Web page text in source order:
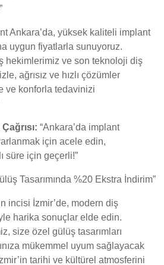
Ankara’da, yüksek kaliteli implant
uygun fiyatlarla sunuyoruz.
hekimlerimiz ve son teknoloji diş
ağrısız ve hızlı çözümler
ve konforla tedavinizi
“Ankara’da implant
için acele edin,
süre için geçerli!”
Tasarımında %20 Ekstra İndirim”
incisi İzmir’de, modern diş
harika sonuçlar elde edin.
size özel gülüş tasarımları
mükemmel uyum sağlayacak
tarihi ve kültürel atmosferini